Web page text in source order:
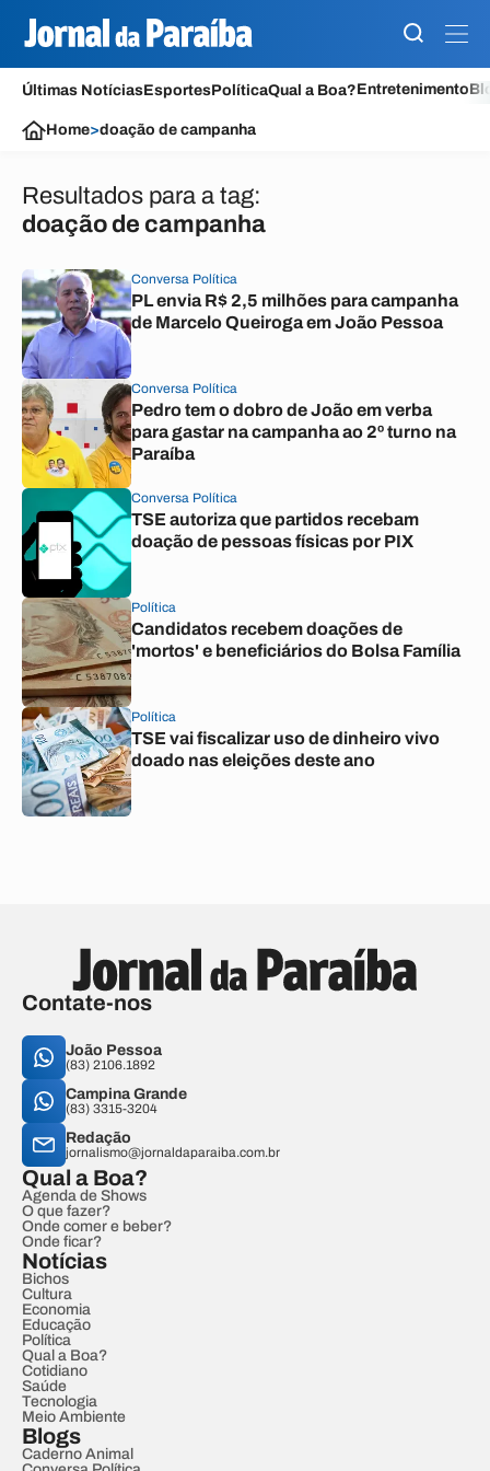
Últimas NotíciasEsportesPolíticaQual a Boa?Entretenimento
Home>doação de campanha
Resultados para a tag:
doação de campanha
Conversa Política
PL envia R$ 2,5 milhões para campanha
de Marcelo Queiroga em João Pessoa
Conversa Política
Pedro tem o dobro de João em verba
para gastar na campanha ao 2º turno na
Paraíba
Conversa Política
TSE autoriza que partidos recebam
doação de pessoas físicas por PIX
Política
Candidatos recebem doações de
'mortos' e beneficiários do Bolsa Família
Política
TSE vai fiscalizar uso de dinheiro vivo
doado nas eleições deste ano
Contate-nos
João Pessoa
(83) 2106.1892
Campina Grande
(83) 3315-3204
Redação
jornalismo@jornaldaparaiba.com.br
Qual a Boa?
Agenda de Shows
O que fazer?
Onde comer e beber?
Onde ficar?
Notícias
Bichos
Cultura
Economia
Educação
Política
Qual a Boa?
Cotidiano
Saúde
Tecnologia
Meio Ambiente
Blogs
Caderno Animal